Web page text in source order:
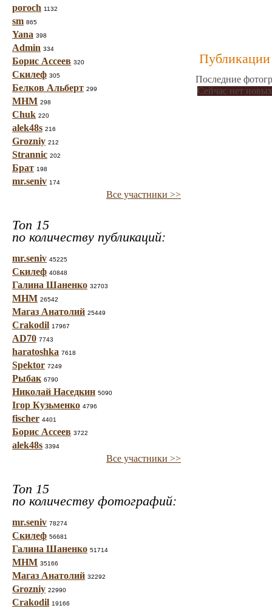
poroch 1132
sm 865
Yana 398
Admin 334
Борис Ассеев 320
Скилеф 305
Белков Альберт 299
МНМ 298
Chuk 220
alek48s 216
Grozniy 212
Strannic 202
Брат 198
mr.seniv 174
Все участники >>
Топ 15
по количеству публикаций:
mr.seniv 45225
Скилеф 40848
Галина Шаненко 32703
МНМ 26542
Магаз Анатолий 25449
Crakodil 17967
AD70 7743
haratoshka 7618
Spektor 7249
Рыбак 6790
Николай Наседкин 5090
Ігор Кузьменко 4796
fischer 4401
Борис Ассеев 3722
alek48s 3394
Все участники >>
Топ 15
по количеству фотографий:
mr.seniv 78274
Скилеф 56681
Галина Шаненко 51714
МНМ 35166
Магаз Анатолий 32292
Grozniy 22990
Crakodil 19166
Публикации
Последние
Сейчас нет